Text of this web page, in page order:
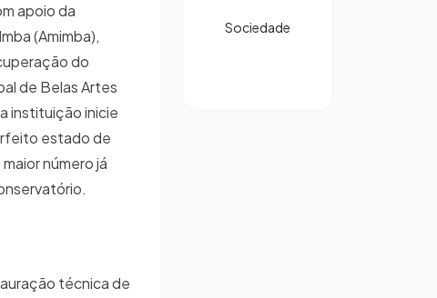
apoio da
(Amimba),
do
de Belas Artes
instituição inicie
estado de
número já
técnica de
Sociedade